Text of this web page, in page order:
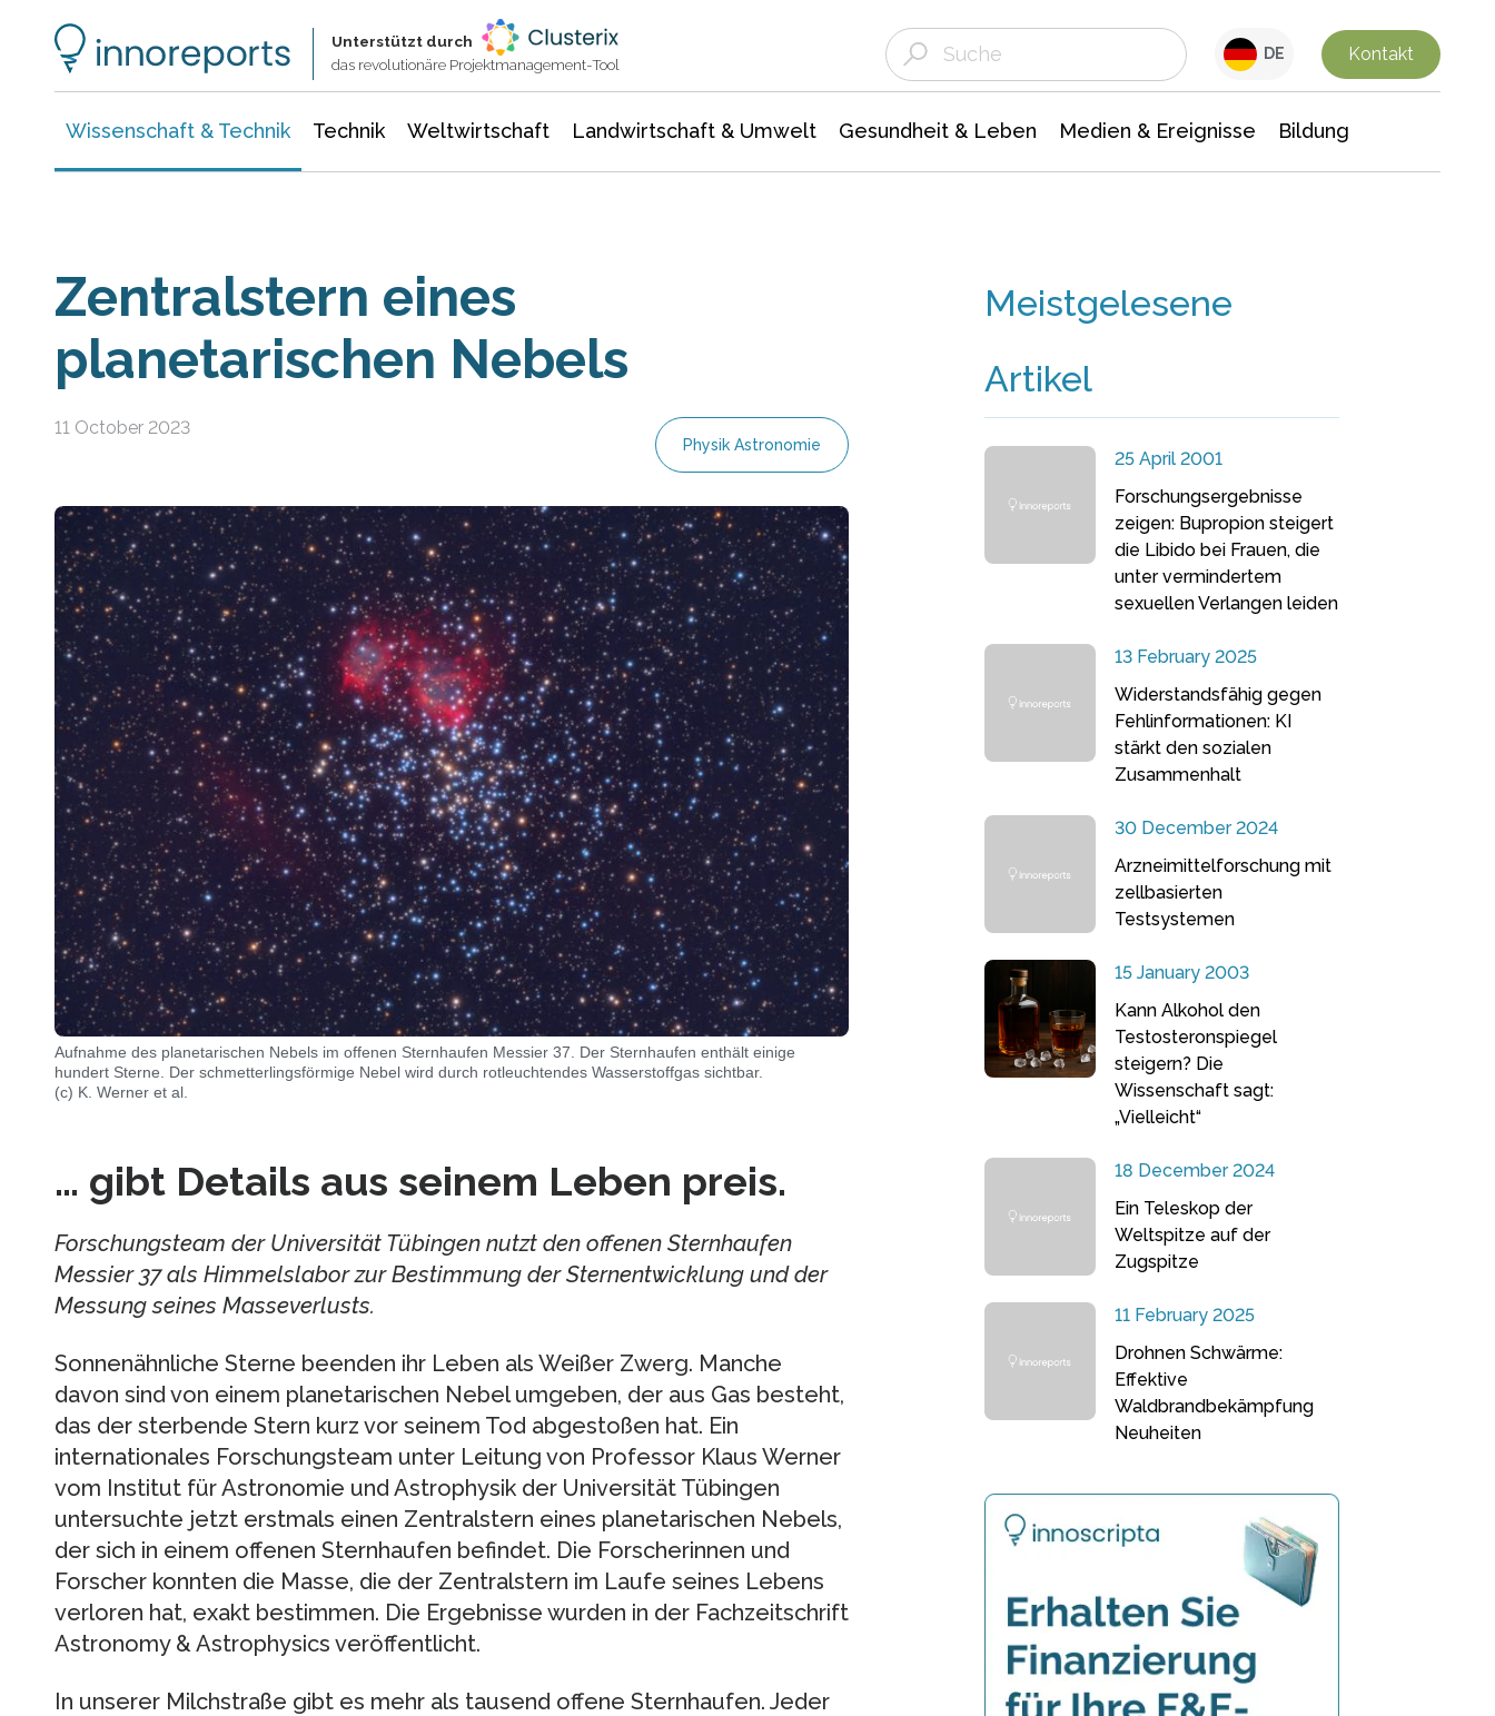
Unterstützt durch
das revolutionäre Projektmanagement-Tool
DE Kontakt
Wissenschaft & Technik Technik Weltwirtschaft Landwirtschaft & Umwelt Gesundheit & Leben Medien & Ereignisse Bildung
Zentralstern eines
planetarischen Nebels
11 October 2023
Physik Astronomie
Aufnahme des planetarischen Nebels im offenen Sternhaufen Messier 37. Der Sternhaufen enthält einige
hundert Sterne. Der schmetterlingsförmige Nebel wird durch rotleuchtendes Wasserstoffgas sichtbar.
(c) K. Werner et al.
… gibt Details aus seinem Leben preis.
Forschungsteam der Universität Tübingen nutzt den offenen Sternhaufen
Messier 37 als Himmelslabor zur Bestimmung der Sternentwicklung und der
Messung seines Masseverlusts.
Sonnenähnliche Sterne beenden ihr Leben als Weißer Zwerg. Manche
davon sind von einem planetarischen Nebel umgeben, der aus Gas besteht,
das der sterbende Stern kurz vor seinem Tod abgestoßen hat. Ein
internationales Forschungsteam unter Leitung von Professor Klaus Werner
vom Institut für Astronomie und Astrophysik der Universität Tübingen
untersuchte jetzt erstmals einen Zentralstern eines planetarischen Nebels,
der sich in einem offenen Sternhaufen befindet. Die Forscherinnen und
Forscher konnten die Masse, die der Zentralstern im Laufe seines Lebens
verloren hat, exakt bestimmen. Die Ergebnisse wurden in der Fachzeitschrift
Astronomy & Astrophysics veröffentlicht.
In unserer Milchstraße gibt es mehr als tausend offene Sternhaufen. Jeder
Meistgelesene
Artikel
25 April 2001
Forschungsergebnisse
zeigen: Bupropion steigert
die Libido bei Frauen, die
unter vermindertem
sexuellen Verlangen leiden
13 February 2025
Widerstandsfähig gegen
Fehlinformationen: KI
stärkt den sozialen
Zusammenhalt
30 December 2024
Arzneimittelforschung mit
zellbasierten
Testsystemen
15 January 2003
Kann Alkohol den
Testosteronspiegel
steigern? Die
Wissenschaft sagt:
„Vielleicht“
18 December 2024
Ein Teleskop der
Weltspitze auf der
Zugspitze
11 February 2025
Drohnen Schwärme:
Effektive
Waldbrandbekämpfung
Neuheiten